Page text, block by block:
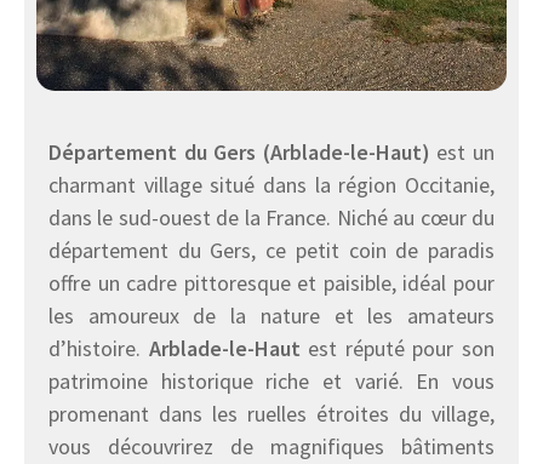
Département du Gers (Arblade-le-Haut) est un
charmant village situé dans la région Occitanie,
dans le sud-ouest de la France. Niché au cœur du
département du Gers, ce petit coin de paradis
offre un cadre pittoresque et paisible, idéal pour
les amoureux de la nature et les amateurs
d’histoire. Arblade-le-Haut est réputé pour son
patrimoine historique riche et varié. En vous
promenant dans les ruelles étroites du village,
vous découvrirez de magnifiques bâtiments